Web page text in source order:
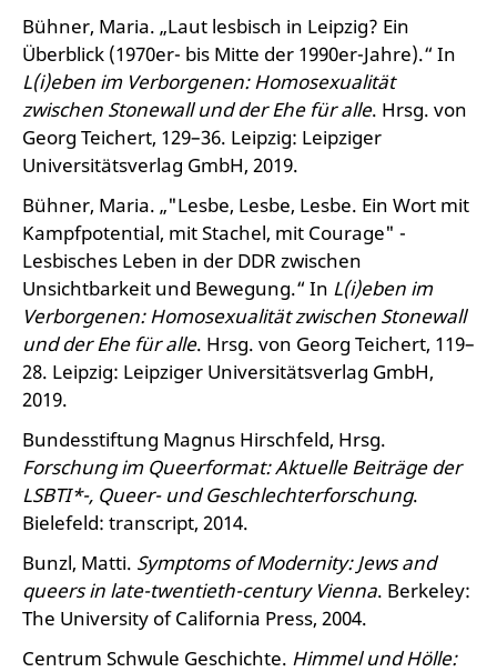
Bühner, Maria. „Laut lesbisch in Leipzig? Ein
Überblick (1970er- bis Mitte der 1990er-Jahre).“ In
L(i)eben im Verborgenen: Homosexualität
zwischen Stonewall und der Ehe für alle. Hrsg. von
Georg Teichert, 129–36. Leipzig: Leipziger
Universitätsverlag GmbH, 2019.
Bühner, Maria. „"Lesbe, Lesbe, Lesbe. Ein Wort mit
Kampfpotential, mit Stachel, mit Courage" -
Lesbisches Leben in der DDR zwischen
Unsichtbarkeit und Bewegung.“ In L(i)eben im
Verborgenen: Homosexualität zwischen Stonewall
und der Ehe für alle. Hrsg. von Georg Teichert, 119–
28. Leipzig: Leipziger Universitätsverlag GmbH,
2019.
Bundesstiftung Magnus Hirschfeld, Hrsg.
Forschung im Queerformat: Aktuelle Beiträge der
LSBTI*-, Queer- und Geschlechterforschung.
Bielefeld: transcript, 2014.
Bunzl, Matti. Symptoms of Modernity: Jews and
queers in late-twentieth-century Vienna. Berkeley:
The University of California Press, 2004.
Centrum Schwule Geschichte. Himmel und Hölle: